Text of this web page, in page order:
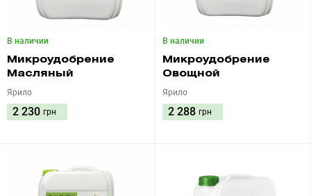
В наличии
Микроудобрение
Масляный
Ярило
2 230 грн
В наличии
Микроудобрение
Овощной
Ярило
2 288 грн